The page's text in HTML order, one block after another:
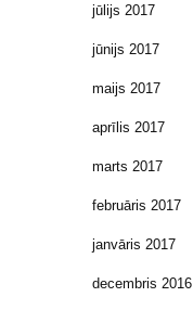
jūlijs 2017
jūnijs 2017
maijs 2017
aprīlis 2017
marts 2017
februāris 2017
janvāris 2017
decembris 2016